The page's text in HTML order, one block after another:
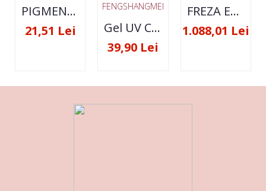
PIGMENT NEON SET 12 CULORI
21,51 Lei
FENGSHANGMEI
Gel UV Constructie FSM 50ML - 07
39,90 Lei
FREZA ELECTRICA STRONG 210 35000 RPM- ORIGINALA
1.088,01 Lei